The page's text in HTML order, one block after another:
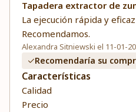
Tapadera extractor de
La ejecución rápida y
Recomendamos.
Alexandra Sitniewski el 11-01-
Recomendaría su
Características
Calidad
Precio